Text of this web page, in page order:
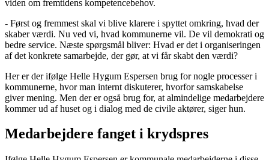
viden om fremtidens kompetencebehov.
- Først og fremmest skal vi blive klarere i spyttet omkring, hvad der
skaber værdi. Nu ved vi, hvad kommunerne vil. De vil demokrati og
bedre service. Næste spørgsmål bliver: Hvad er det i organiseringen
af det konkrete samarbejde, der gør, at vi får skabt den værdi?
Her er der ifølge Helle Hygum Espersen brug for nogle processer i
kommunerne, hvor man internt diskuterer, hvorfor samskabelse
giver mening. Men der er også brug for, at almindelige medarbejdere
kommer ud af huset og i dialog med de civile aktører, siger hun.
Medarbejdere fanget i krydspres